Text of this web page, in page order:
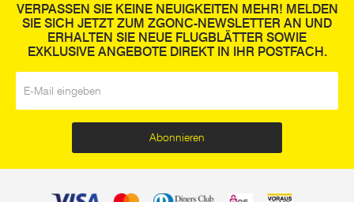
VERPASSEN SIE KEINE NEUIGKEITEN MEHR! MELDEN
SIE SICH JETZT ZUM ZGONC-NEWSLETTER AN UND
ERHALTEN SIE NEUE FLUGBLÄTTER SOWIE
EXKLUSIVE ANGEBOTE DIREKT IN IHR POSTFACH.
Abonnieren